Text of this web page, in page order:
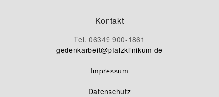
Kontakt
Tel. 06349 900-1861
gedenkarbeit@pfalzklinikum.de
Impressum
Datenschutz